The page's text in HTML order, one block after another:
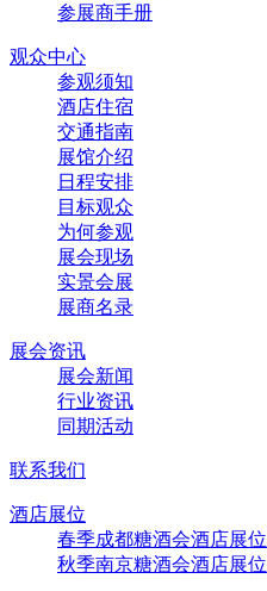
参展商手册
观众中心
参观须知
酒店住宿
交通指南
展馆介绍
日程安排
目标观众
为何参观
展会现场
实景会展
展商名录
展会资讯
展会新闻
行业资讯
同期活动
联系我们
酒店展位
春季成都糖酒会酒店展位
秋季南京糖酒会酒店展位